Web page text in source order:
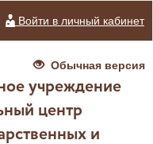
Войти в личный кабинет
Обычная версия
учреждение
центр
и